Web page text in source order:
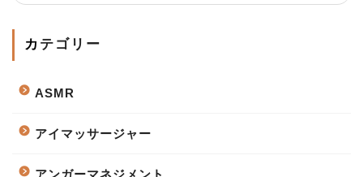
カテゴリー
ASMR
アイマッサージャー
アンガーマネジメント